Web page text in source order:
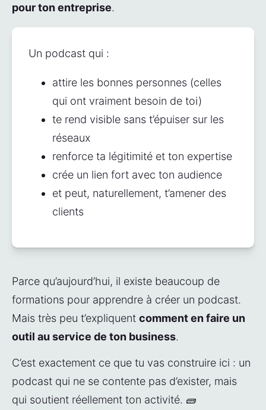
pour ton entreprise.
Un podcast qui :
attire les bonnes personnes (celles
qui ont vraiment besoin de toi)
te rend visible sans t’épuiser sur les
réseaux
renforce ta légitimité et ton expertise
crée un lien fort avec ton audience
et peut, naturellement, t’amener des
clients
Parce qu’aujourd’hui, il existe beaucoup de
formations pour apprendre à créer un podcast.
Mais très peu t’expliquent comment en faire un
outil au service de ton business.
C’est exactement ce que tu vas construire ici : un
podcast qui ne se contente pas d’exister, mais
qui soutient réellement ton activité. 🧱